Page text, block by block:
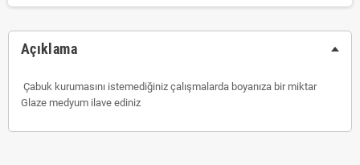
Açıklama
Çabuk kurumasını istemediğiniz çalışmalarda boyanıza bir miktar
Glaze medyum ilave ediniz